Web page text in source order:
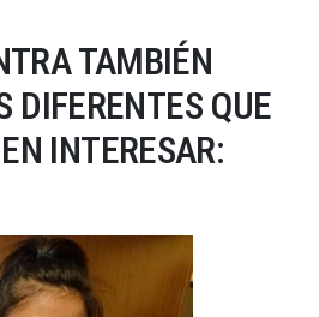
TAMBIÉN
DIFERENTES QUE
INTERESAR: